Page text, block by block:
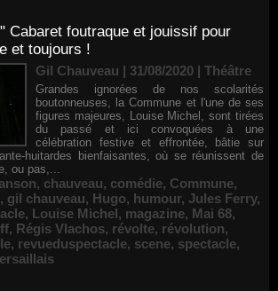
Cabaret foutraque et jouissif pour
et toujours !
Gil Chauveau | 31/08/2020 | Théâtre
Grandes ignorées de nos scolarités
boutonneuses, la Commune et l'une de ses
figures majeures, Louise Michel, sont tirées
du passé et ici convoquées à une
célébration festive et effrontée, bâtie sur
huitardes bienfaisantes, où se réunissent de
ou pas,...
, chauveau, comédie, Commune,
, gil chauveau, Hugo, humour, Jules Ferry,
, Louise Michel, magazine, Mai 68,
, Régis Vlachos, révolte, révolution,
, revueduspectacle, scene, spectacle,